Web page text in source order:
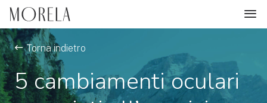
Torna indietro
5 cambiamenti oculari